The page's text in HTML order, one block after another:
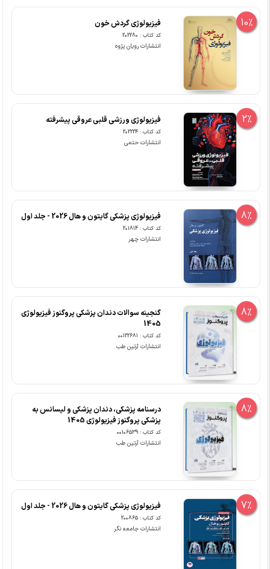
10% فیزیولوژی گردش خون
کد کتاب : 202280
انتشارات رویان پژوه
2% فیزیولوژی ورزشی قلبی عروقی پیشرفته
کد کتاب : 202224
انتشارات حتمی
8% فیزیولوژی پزشکی گایتون و هال 2026 - جلد اول
کد کتاب : 201814
انتشارات چهر
8%
گنجینه سوالات دندان پزشکی پروگنوز فیزیولوژی
1405
کد کتاب : 00122681
انتشارات آرتین طب
8%
درسنامه پزشکی، دندان پزشکی و لیسانس به
پزشکی پروگنوز فیزیولوژی 1405
کد کتاب : 00106539
انتشارات آرتین طب
7% فیزیولوژی پزشکی گایتون و هال 2026 - جلد اول
کد کتاب : 200865
انتشارات جامعه نگر